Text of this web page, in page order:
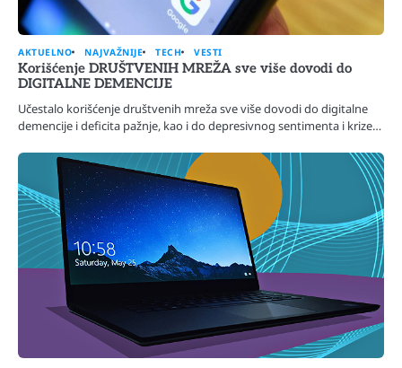
AKTUELNO NAJVAŽNIJE TECH VESTI
Korišćenje DRUŠTVENIH MREŽA sve više dovodi do
DIGITALNE DEMENCIJE
Učestalo korišćenje društvenih mreža sve više dovodi do digitalne
demencije i deficita pažnje, kao i do depresivnog sentimenta i krize…